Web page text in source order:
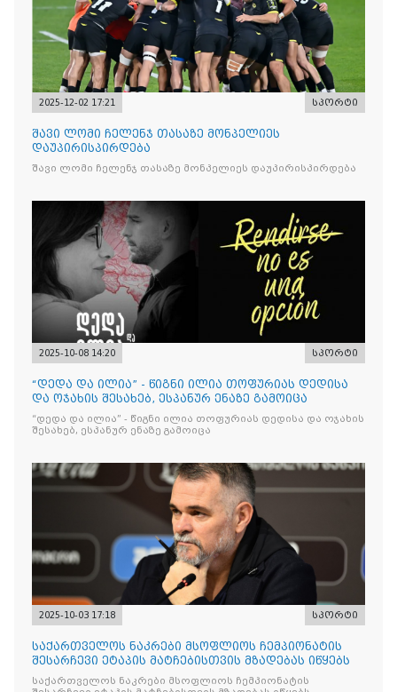
2025-12-02 17:21 სპორტი
შავი ლომი ჩელენჯ თასაზე მონპელიეს
დაუპირისპირდება
შავი ლომი ჩელენჯ თასაზე მონპელიეს დაუპირისპირდება
2025-10-08 14:20 სპორტი
“დედა და ილია” - წიგნი ილია თოფურიას დედისა
და ოჯახის შესახებ, ესპანურ ენაზე გამოიცა
“დედა და ილია” - წიგნი ილია თოფურიას დედისა და ოჯახის
შესახებ, ესპანურ ენაზე გამოიცა
2025-10-03 17:18 სპორტი
საქართველოს ნაკრები მსოფლიოს ჩემპიონატის
შესარჩევი ეტაპის მატჩებისთვის მზადებას იწყებს
საქართველოს ნაკრები მსოფლიოს ჩემპიონატის